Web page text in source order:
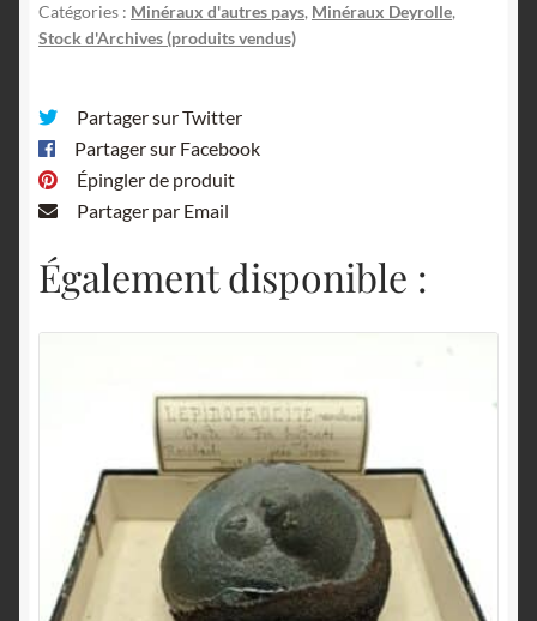
Catégories : Minéraux d'autres pays, Minéraux Deyrolle,
Stock d'Archives (produits vendus)
Partager sur Twitter
Partager sur Facebook
Épingler de produit
Partager par Email
Également disponible :